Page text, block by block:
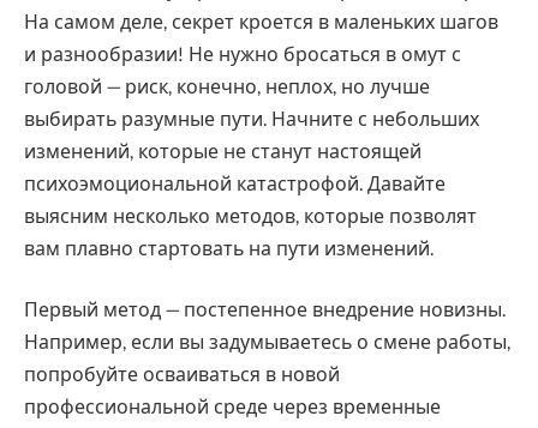
На самом деле, секрет кроется в маленьких шагов
и разнообразии! Не нужно бросаться в омут с
головой — риск, конечно, неплох, но лучше
выбирать разумные пути. Начните с небольших
изменений, которые не станут настоящей
психоэмоциональной катастрофой. Давайте
выясним несколько методов, которые позволят
вам плавно стартовать на пути изменений.
Первый метод — постепенное внедрение новизны.
Например, если вы задумываетесь о смене работы,
попробуйте осваиваться в новой
профессиональной среде через временные